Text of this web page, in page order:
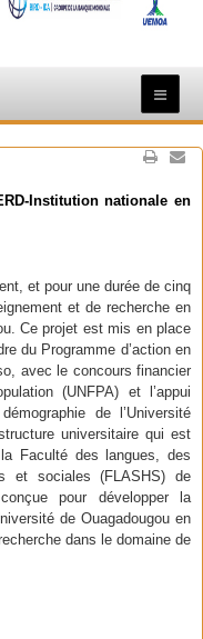
Institution nationale en
et pour une durée de cinq
et de recherche en
Ce projet est mis en place
du Programme d’action en
avec le concours financier
(UNFPA) et l’appui
de l’Université
universitaire qui est
Faculté des langues, des
et sociales (FLASHS) de
pour développer la
de Ouagadougou en
dans le domaine de